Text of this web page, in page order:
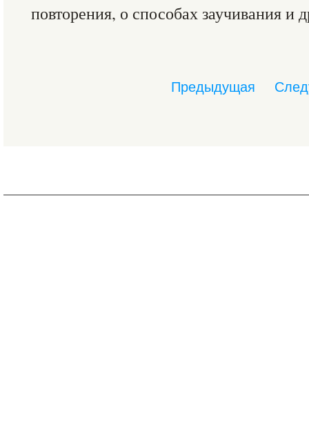
повторения, о способах заучивания и
Предыдущая